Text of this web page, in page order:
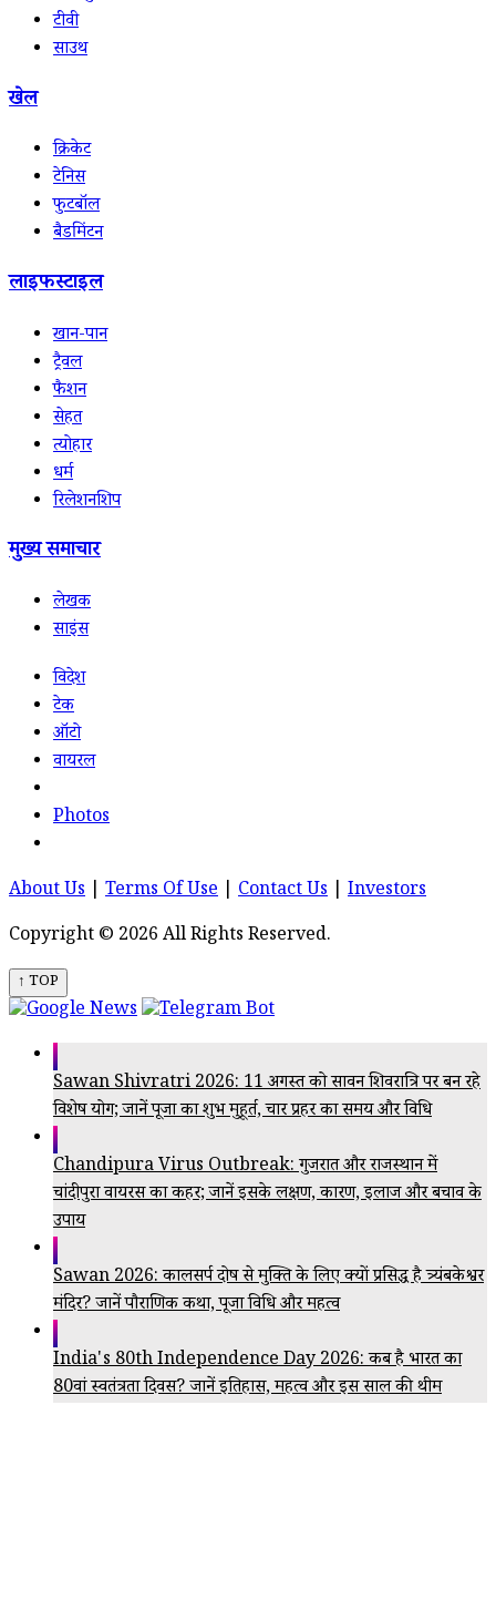
टीवी
साउथ
खेल
क्रिकेट
टेनिस
फुटबॉल
बैडमिंटन
लाइफस्टाइल
खान-पान
ट्रैवल
फैशन
सेहत
त्योहार
धर्म
रिलेशनशिप
मुख्य समाचार
लेखक
साइंस
विदेश
टेक
ऑटो
वायरल
Photos
About Us Terms Of Use Contact Us
Investors
Copyright © 2026 All Rights Reserved.
↑ TOP
Sawan Shivratri 2026: 11 अगस्त को सावन शिवरात्रि पर बन रहे
विशेष योग; जानें पूजा का शुभ मुहूर्त, चार प्रहर का समय और विधि
Chandipura Virus Outbreak: गुजरात और राजस्थान में
चांदीपुरा वायरस का कहर; जानें इसके लक्षण, कारण, इलाज और बचाव के
उपाय
Sawan 2026: कालसर्प दोष से मुक्ति के लिए क्यों प्रसिद्ध है त्र्यंबकेश्वर
मंदिर? जानें पौराणिक कथा, पूजा विधि और महत्व
India's 80th Independence Day 2026: कब है भारत का
80वां स्वतंत्रता दिवस? जानें इतिहास, महत्व और इस साल की थीम